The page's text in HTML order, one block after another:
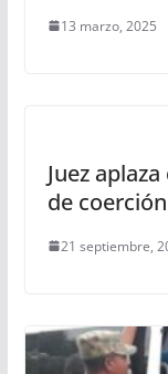
13 marzo, 2025
Juez
de
21 septiembre,